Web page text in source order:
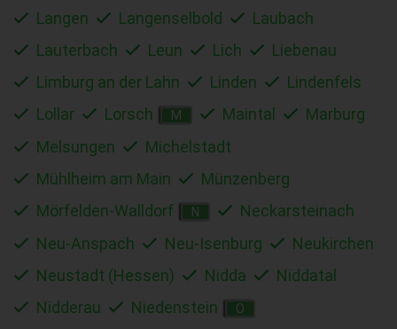
Langen
Langenselbold
Laubach
Lauterbach
Leun Lich
Liebenau
Limburg an der Lahn
Linden
Lindenfels
Lollar
Lorsch M Maintal
Marburg
Melsungen
Michelstadt
Mühlheim am Main
Münzenberg
Mörfelden-Walldorf
N
Neckarsteinach
Neu-Anspach
Neu-Isenburg
Neukirchen
Neustadt (Hessen)
Nidda
Niddatal
Nidderau
Niedenstein O